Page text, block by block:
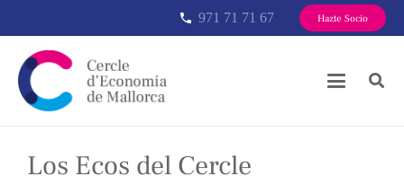
phone 971 71 71 67 Hazte Socio
Los Ecos del Cercle